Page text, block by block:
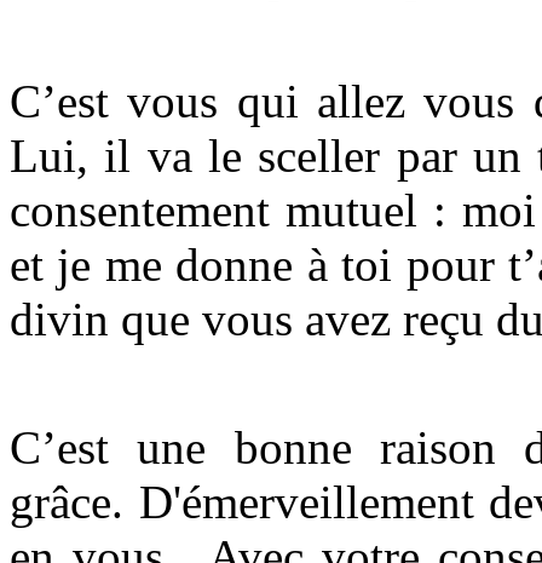
C’est vous qui allez vous
Lui, il va le sceller par un
consentement mutuel :
et je me donne à toi pour
divin que vous avez reçu
C’est une bonne raison
grâce. D'émerveillement